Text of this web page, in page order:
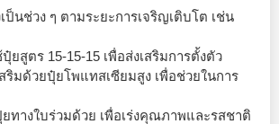
ป็นช่วง ๆ ตามระยะการเจริญเติบโต เช่น
ยสูตร 15-15-15 เพื่อส่งเสริมการตั้งตัว
ริมด้วยปุ๋ยโพแทสเซียมสูง เพื่อช่วยในการ
ทางใบร่วมด้วย เพื่อเร่งคุณภาพและรสชาติ